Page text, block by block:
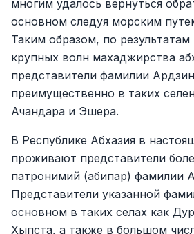
многим удалось вернуться
основном следуя морским
Таким образом, по результатам
крупных волн махаджирства
представители фамилии
преимущественно в таких
Ачандара и Эшера.
В Республике Абхазия в
проживают представители
патронимий (абипар) фамилии
Представители указанной
основном в таких селах как
Хыпста, а также в большом